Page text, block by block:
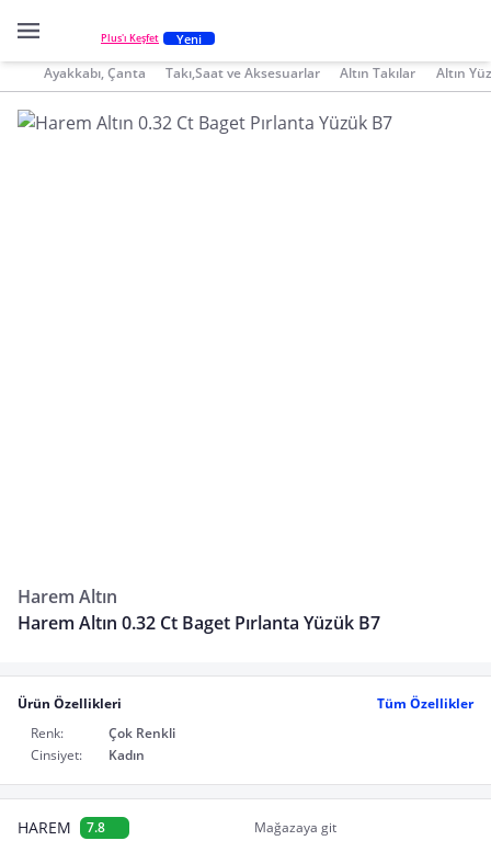
Plus'ı Keşfet Yeni
Ayakkabı, Çanta Takı,Saat ve Aksesuarlar Altın Takılar Altın
Harem Altın
Harem Altın 0.32 Ct Baget Pırlanta Yüzük B7
Ürün Özellikleri
Tüm Özellikler
Renk:
Çok Renkli
Cinsiyet:
Kadın
HAREM 7.8 Mağazaya git